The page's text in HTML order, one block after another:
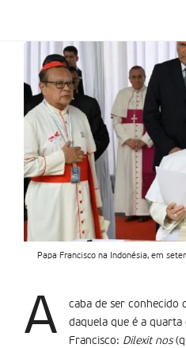
Papa Francisco na Indonésia, em
A
caba de ser conhecido
daquela que é a
Francisco: Dilexit nos